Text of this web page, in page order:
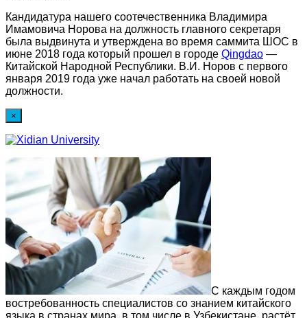
Кандидатура нашего соотечественника Владимира
Имамовича Норова на должность главного секретаря
была выдвинута и утверждена во время саммита ШОС в
июне 2018 года который прошел в городе Qingdao —
Китайской Народной Республики. В.И. Норов с первого
января 2019 года уже начал работать на своей новой
должности.
×
С каждым годом
востребованность специалистов со знанием китайского
языка в странах мира, в том числе в Узбекистане, растёт.